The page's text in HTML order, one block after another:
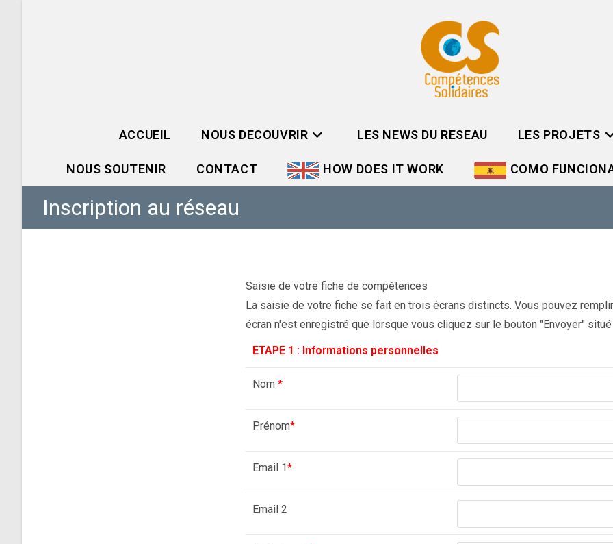
ACCUEIL NOUS DECOUVRIR LES NEWS DU RESEAU LES PROJETS
NOUS SOUTENIR CONTACT HOW DOES IT WORK COMO
Inscription au réseau
Saisie de votre fiche de compétences
La saisie de votre fiche se fait en trois écrans distincts. Vous pouvez
écran n'est enregistré que lorsque vous cliquez sur le bouton "Envoyer"
ETAPE 1 : Informations personnelles
Nom *
Prénom*
Email 1*
Email 2